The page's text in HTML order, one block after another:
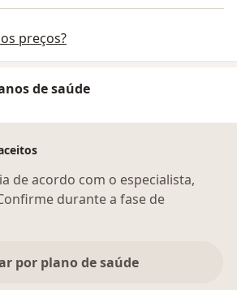
preços?
de saúde
de acordo com o especialista,
durante a fase de
por plano de saúde